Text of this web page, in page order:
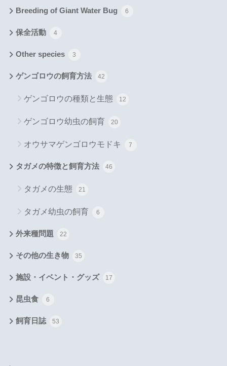
Breeding of Giant Water Bug 6
保全活動 4
Other species 3
ゲンゴロウの飼育方法 42
ゲンゴロウの種類と生態 12
ゲンゴロウ幼虫の飼育 20
オウサマゲンゴロウモドキ 7
タガメの特徴と飼育方法 46
タガメの生態 21
タガメ幼虫の飼育 6
外来種問題 22
その他の生き物 35
施設・イベント・グッズ 17
昆虫食 6
飼育日誌 53